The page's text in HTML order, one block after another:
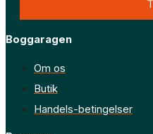
Boggaragen
Om os
Butik
Handels-betingelser